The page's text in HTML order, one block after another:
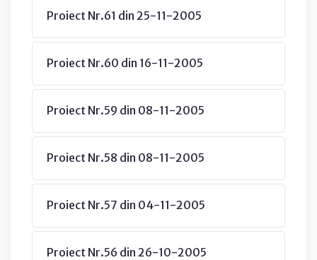
Proiect Nr.61 din 25-11-2005
Proiect Nr.60 din 16-11-2005
Proiect Nr.59 din 08-11-2005
Proiect Nr.58 din 08-11-2005
Proiect Nr.57 din 04-11-2005
Proiect Nr.56 din 26-10-2005